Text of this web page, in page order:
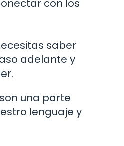
saber
adelante y
una parte
lenguaje y